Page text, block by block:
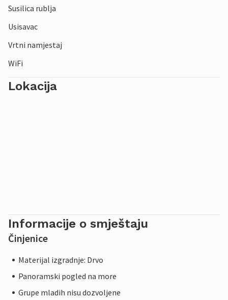
Susilica rublja
Usisavac
Vrtni namjestaj
WiFi
Lokacija
Informacije o smještaju
Činjenice
Materijal izgradnje: Drvo
Panoramski pogled na more
Grupe mladih nisu dozvoljene